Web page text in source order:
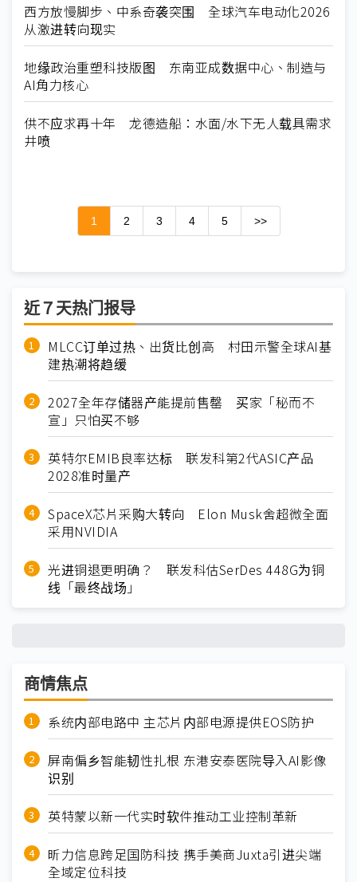
西方放慢脚步、中系奇袭突围 全球汽车电动化2026
从激进转向现实
地缘政治重塑科技版图 东南亚成数据中心、制造与
AI角力核心
供不应求再十年 龙德造船：水面/水下无人载具需求
井喷
1 2 3 4 5 >>
近７天热门报导
MLCC订单过热、出货比创高 村田示警全球AI基
建热潮将趋缓
2027全年存储器产能提前售罄 买家「秘而不
宣」只怕买不够
英特尔EMIB良率达标 联发科第2代ASIC产品
2028准时量产
SpaceX芯片采购大转向 Elon Musk舍超微全面
采用NVIDIA
光进铜退更明确？ 联发科估SerDes 448G为铜
线「最终战场」
商情焦点
系统内部电路中 主芯片内部电源提供EOS防护
屏南偏乡智能韧性扎根 东港安泰医院导入AI影像
识别
英特蒙以新一代实时软件推动工业控制革新
昕力信息跨足国防科技 携手美商Juxta引进尖端
全域定位科技